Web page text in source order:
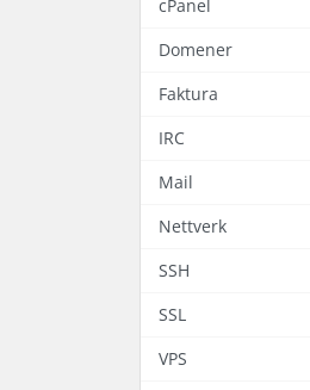
cPanel
Domener
Faktura
IRC
Mail
Nettverk
SSH
SSL
VPS